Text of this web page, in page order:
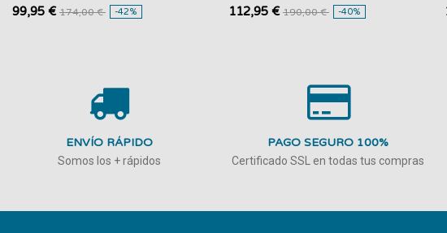
99,95 € 174,00 € -42% 112,95 € 190,00 € -40%
ENVÍO RÁPIDO
Somos los + rápidos
PAGO SEGURO 100%
Certificado SSL en todas tus compras